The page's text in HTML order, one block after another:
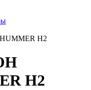
H2
H2